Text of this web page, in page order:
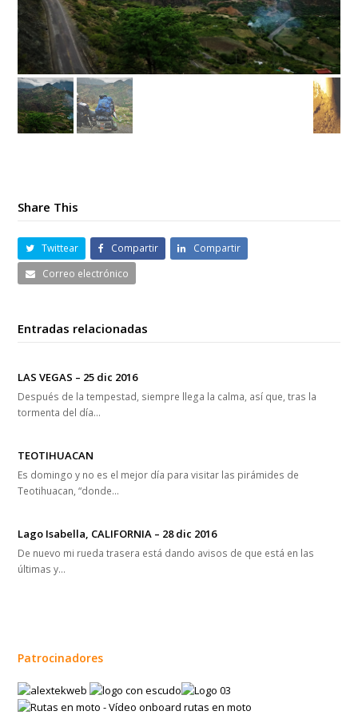
Share This
Twittear Compartir
Compartir
Correo electrónico
Entradas relacionadas
LAS VEGAS – 25 dic 2016
Después de la tempestad, siempre llega la calma, así que, tras la
tormenta del día…
TEOTIHUACAN
Es domingo y no es el mejor día para visitar las pirámides de
Teotihuacan, “donde…
Lago Isabella, CALIFORNIA – 28 dic 2016
De nuevo mi rueda trasera está dando avisos de que está en las
últimas y…
Patrocinadores